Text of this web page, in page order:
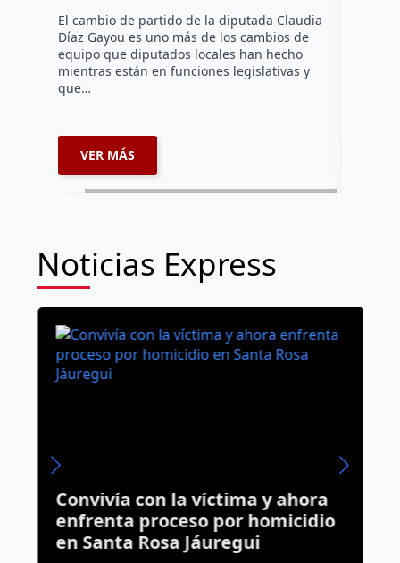
El cambio de partido de la diputada Claudia
Díaz Gayou es uno más de los cambios de
equipo que diputados locales han hecho
mientras están en funciones legislativas y
que…
VER MÁS
Noticias Express
Convivía con la víctima y ahora
enfrenta proceso por homicidio
en Santa Rosa Jáuregui